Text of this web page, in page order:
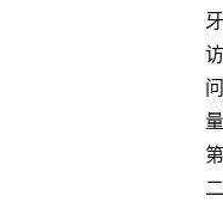
牙
访
问
量
第
二